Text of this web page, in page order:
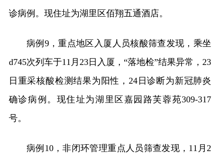
诊病例。现住址为湖里区佰翔五通酒店。
病例9，重点地区入厦人员核酸筛查发现，乘坐
d745次列车于11月23日入厦，“落地检”结果异常，23
日重采核酸检测结果为阳性，24日诊断为新冠肺炎
确诊病例。现住址为湖里区嘉园路芙蓉苑309-317
号。
病例10，非闭环管理重点人员筛查发现，11月2